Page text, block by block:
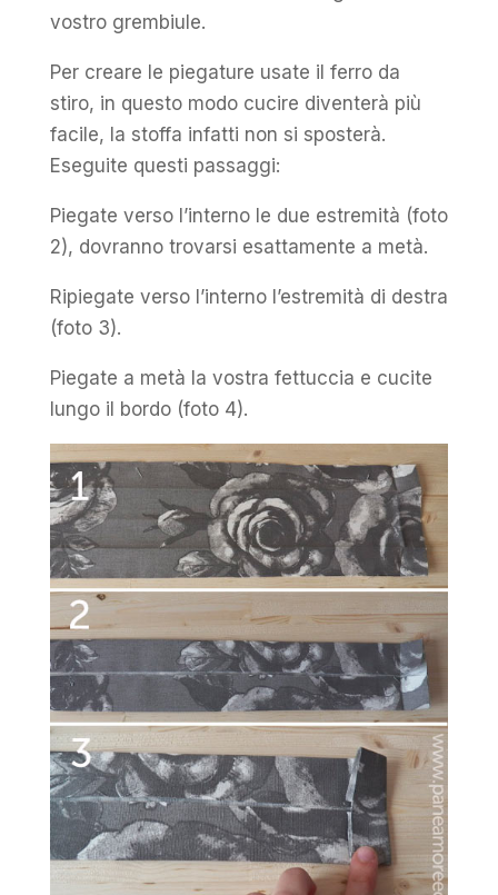
vostro grembiule.
Per creare le piegature usate il ferro da
stiro, in questo modo cucire diventerà più
facile, la stoffa infatti non si sposterà.
Eseguite questi passaggi:
Piegate verso l’interno le due estremità (foto
2), dovranno trovarsi esattamente a metà.
Ripiegate verso l’interno l’estremità di destra
(foto 3).
Piegate a metà la vostra fettuccia e cucite
lungo il bordo (foto 4).